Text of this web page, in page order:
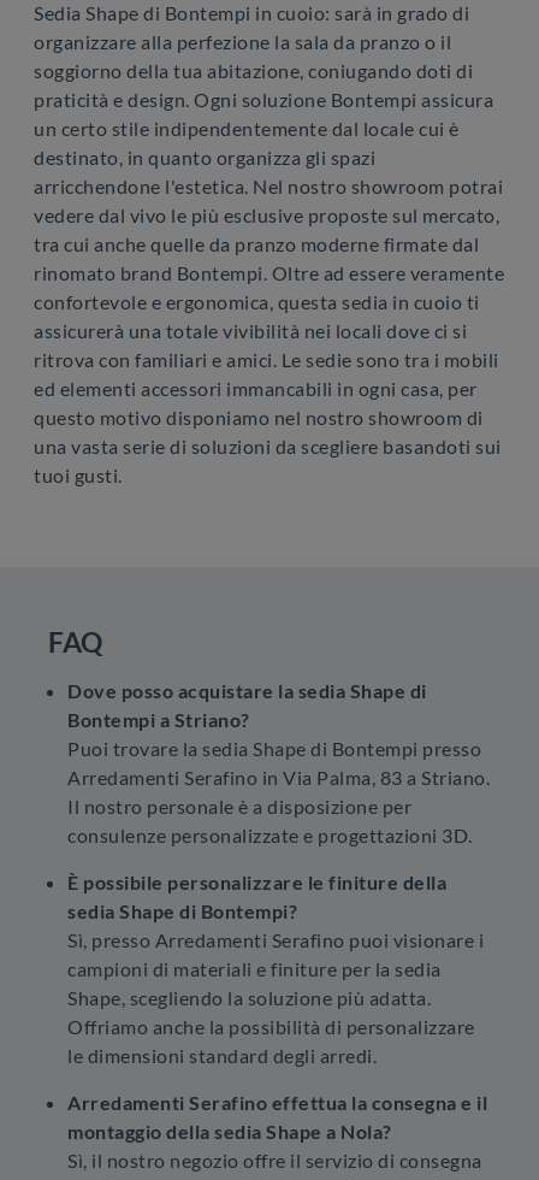
Sedia Shape di Bontempi in cuoio: sarà in grado di
organizzare alla perfezione la sala da pranzo o il
soggiorno della tua abitazione, coniugando doti di
praticità e design. Ogni soluzione Bontempi assicura
un certo stile indipendentemente dal locale cui è
destinato, in quanto organizza gli spazi
arricchendone l'estetica. Nel nostro showroom potrai
vedere dal vivo le più esclusive proposte sul mercato,
tra cui anche quelle da pranzo moderne firmate dal
rinomato brand Bontempi. Oltre ad essere veramente
confortevole e ergonomica, questa sedia in cuoio ti
assicurerà una totale vivibilità nei locali dove ci si
ritrova con familiari e amici. Le sedie sono tra i mobili
ed elementi accessori immancabili in ogni casa, per
questo motivo disponiamo nel nostro showroom di
una vasta serie di soluzioni da scegliere basandoti sui
tuoi gusti.
FAQ
Dove posso acquistare la sedia Shape di
Bontempi a Striano?
Puoi trovare la sedia Shape di Bontempi presso
Arredamenti Serafino in Via Palma, 83 a Striano.
Il nostro personale è a disposizione per
consulenze personalizzate e progettazioni 3D.
È possibile personalizzare le finiture della
sedia Shape di Bontempi?
Sì, presso Arredamenti Serafino puoi visionare i
campioni di materiali e finiture per la sedia
Shape, scegliendo la soluzione più adatta.
Offriamo anche la possibilità di personalizzare
le dimensioni standard degli arredi.
Arredamenti Serafino effettua la consegna e il
montaggio della sedia Shape a Nola?
Sì, il nostro negozio offre il servizio di consegna